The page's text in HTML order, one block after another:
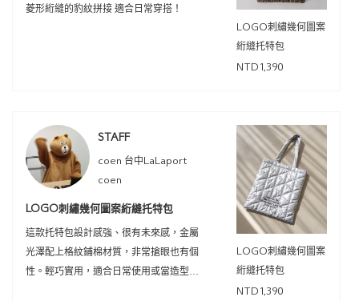
菱形絎縫的豹紋拼接 適合日常穿搭！
LOGO刺繡幾何圖案
絎縫托特包
NTD1,390
STAFF
coen 台中LaLaport
coen
LOGO刺繡幾何圖案絎縫托特包
這款托特包設計感強、很有未來感，金屬
光澤配上格紋鋪棉材質，非常搶眼也有個
性。輕巧實用，適合日常使用或當造型亮
LOGO刺繡幾何圖案
絎縫托特包
NTD1,390